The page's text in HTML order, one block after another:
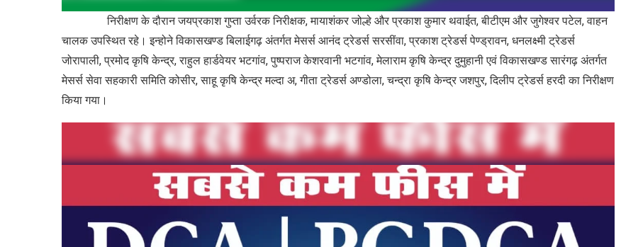
निरीक्षण के दौरान जयप्रकाश गुप्ता उर्वरक निरीक्षक, मायाशंकर जोल्हे और प्रकाश कुमार थवाईत, बीटीएम और जुगेश्वर पटेल, वाहन
चालक उपस्थित रहे। इन्होने विकासखण्ड बिलाईगढ़ अंतर्गत मेसर्स आनंद ट्रेडर्स सरसींवा, प्रकाश ट्रेडर्स पेण्ड्रावन, धनलक्ष्मी ट्रेडर्स
जोरापाली, प्रमोद कृषि केन्द्र, राहुल हार्डवेयर भटगांव, पुष्पराज केशरवानी भटगांव, मेलाराम कृषि केन्द्र दुमुहानी एवं विकासखण्ड सारंगढ़ अंतर्गत
मेसर्स सेवा सहकारी समिति कोसीर, साहू कृषि केन्द्र मल्दा अ, गीता ट्रेडर्स अण्डोला, चन्द्रा कृषि केन्द्र जशपुर, दिलीप ट्रेडर्स हरदी का निरीक्षण
किया गया।